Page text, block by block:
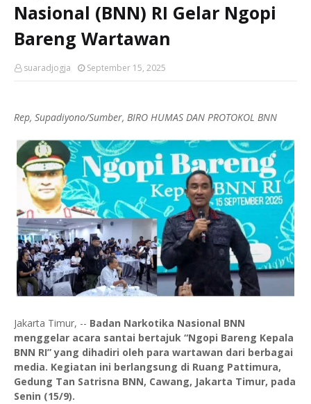
Nasional (BNN) RI Gelar Ngopi
Bareng Wartawan
suaradjogja September 15, 2025
Rep, Supadiyono/Sumber, BIRO HUMAS DAN PROTOKOL BNN
Jakarta Timur, -- Badan Narkotika Nasional BNN
menggelar acara santai bertajuk “Ngopi Bareng Kepala
BNN RI” yang dihadiri oleh para wartawan dari berbagai
media. Kegiatan ini berlangsung di Ruang Pattimura,
Gedung Tan Satrisna BNN, Cawang, Jakarta Timur, pada
Senin (15/9).